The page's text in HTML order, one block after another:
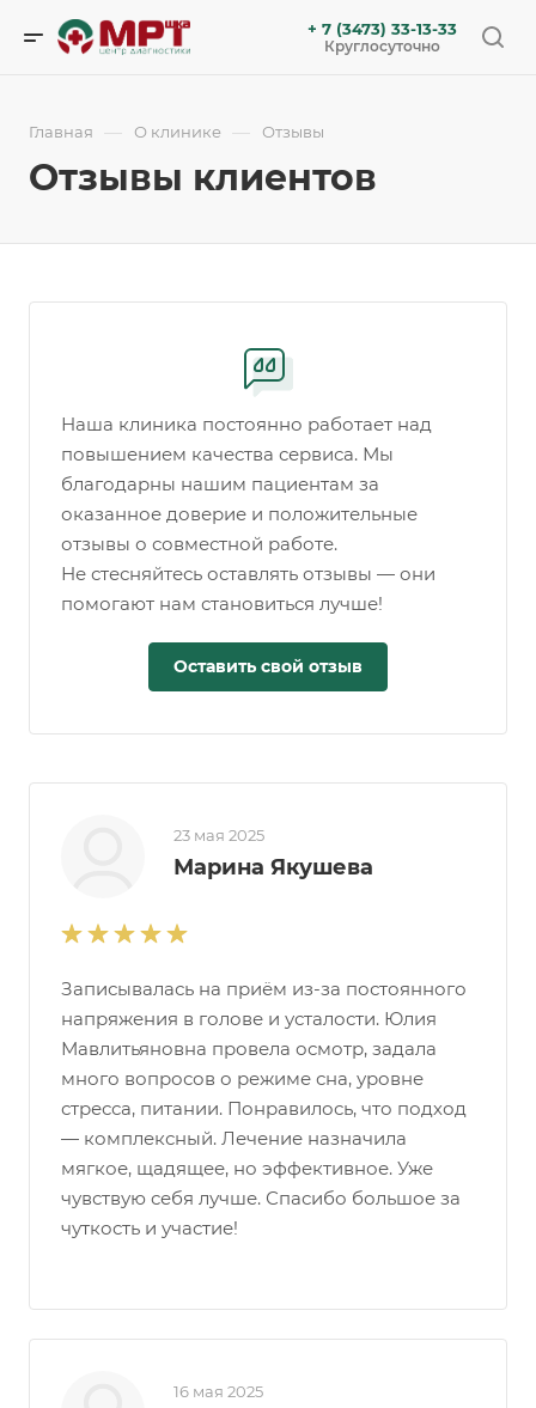
+ 7 (3473) 33-13-33
Круглосуточно
Главная — О клинике — Отзывы
Отзывы клиентов
Наша клиника постоянно работает над
повышением качества сервиса. Мы
благодарны нашим пациентам за
оказанное доверие и положительные
отзывы о совместной работе.
Не стесняйтесь оставлять отзывы — они
помогают нам становиться лучше!
Оставить свой отзыв
23 мая 2025
Марина Якушева
Записывалась на приём из-за постоянного
напряжения в голове и усталости. Юлия
Мавлитьяновна провела осмотр, задала
много вопросов о режиме сна, уровне
стресса, питании. Понравилось, что подход
— комплексный. Лечение назначила
мягкое, щадящее, но эффективное. Уже
чувствую себя лучше. Спасибо большое за
чуткость и участие!
16 мая 2025